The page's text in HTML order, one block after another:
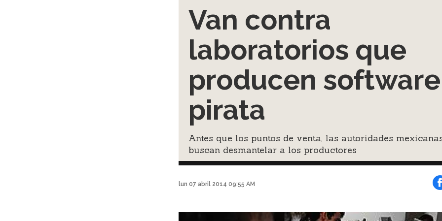
Van contra
laboratorios que
producen software
pirata
Antes que los puntos de venta, las autoridades
buscan desmantelar a los productores
lun 07 abril 2014 09:55 AM